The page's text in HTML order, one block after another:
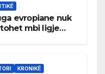
evropiane nuk
mbi ligje
KRONIKË